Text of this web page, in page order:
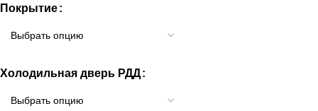
Покрытие
Холодильная дверь РДД